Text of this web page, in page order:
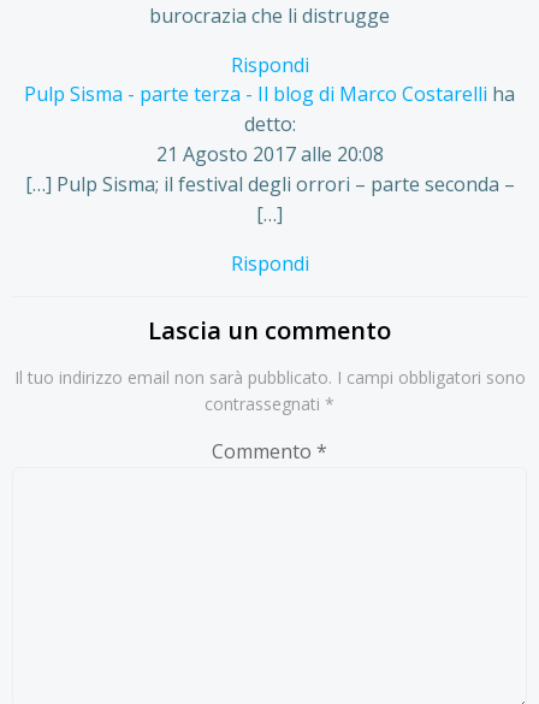
burocrazia che li distrugge
Rispondi
Pulp Sisma - parte terza - Il blog di Marco Costarelli ha
detto:
21 Agosto 2017 alle 20:08
[…] Pulp Sisma; il festival degli orrori – parte seconda –
[…]
Rispondi
Lascia un commento
Il tuo indirizzo email non sarà pubblicato. I campi obbligatori sono
contrassegnati *
Commento *